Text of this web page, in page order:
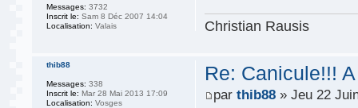
Christian Rausis
Messages: 3732
Inscrit le: Sam 8 Déc 2007 14:04
Localisation: Valais
Re: Canicule!!!
parthib88 » Jeu 22
thib88
Messages: 338
Inscrit le: Mar 28 Mai 2013 17:09
Localisation: Vosges